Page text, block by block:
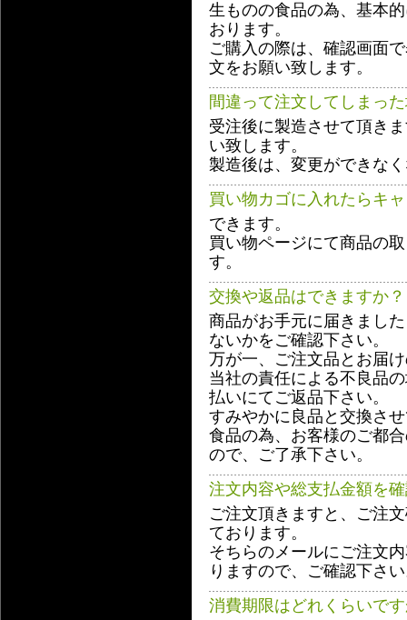
生ものの食品の為、基本
おります。
ご購入の際は、確認画面
文をお願い致します。
間違って注文してしまっ
受注後に製造させて頂き
い致します。
製造後は、変更ができな
買い物カゴに入れたらキ
できます。
買い物ページにて商品の
す。
交換や返品はできますか？
商品がお手元に届きまし
ないかをご確認下さい。
万が一、ご注文品とお届
当社の責任による不良品
払いにてご返品下さい。
すみやかに良品と交換さ
食品の為、お客様のご都
ので、ご了承下さい。
注文内容や総支払金額を
ご注文頂きますと、ご注
ております。
そちらのメールにご注文
りますので、ご確認下さ
消費期限はどれくらいで